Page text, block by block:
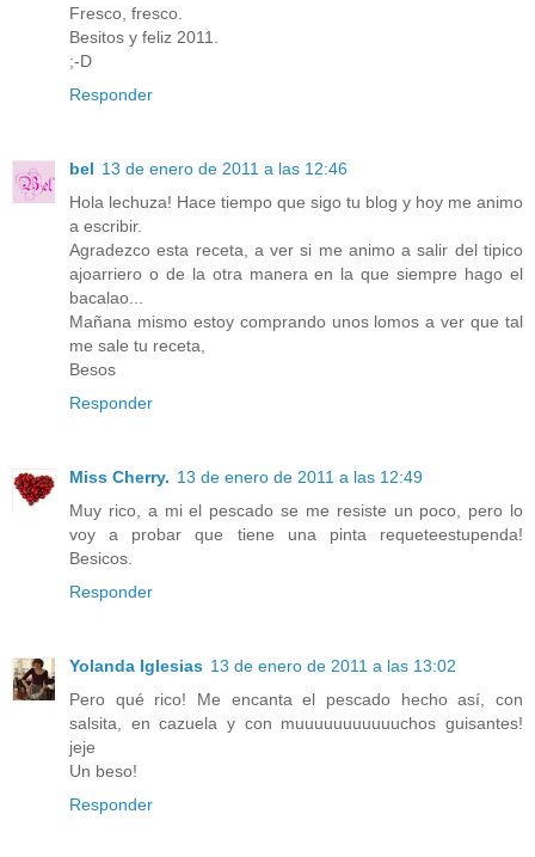
Fresco, fresco.
Besitos y feliz 2011.
;-D
Responder
bel 13 de enero de 2011 a las 12:46
Hola lechuza! Hace tiempo que sigo tu blog y hoy me animo
a escribir.
Agradezco esta receta, a ver si me animo a salir del tipico
ajoarriero o de la otra manera en la que siempre hago el
bacalao...
Mañana mismo estoy comprando unos lomos a ver que tal
me sale tu receta,
Besos
Responder
Miss Cherry. 13 de enero de 2011 a las 12:49
Muy rico, a mi el pescado se me resiste un poco, pero lo
voy a probar que tiene una pinta requeteestupenda!
Besicos.
Responder
Yolanda Iglesias 13 de enero de 2011 a las 13:02
Pero qué rico! Me encanta el pescado hecho así, con
salsita, en cazuela y con muuuuuuuuuuuchos guisantes!
jeje
Un beso!
Responder